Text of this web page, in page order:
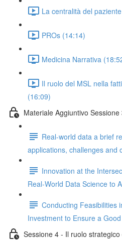
La centralità del
PROs (14:14)
Medicina Narrativa
Il ruolo del MSL nella
(16:09)
Materiale Aggiuntivo Sessione
Real-world data a brief
applications, challenges and
Innovation at the
Real-World Data Science to
Conducting Feasibilities
Investment to Ensure a
Sessione 4 - Il ruolo